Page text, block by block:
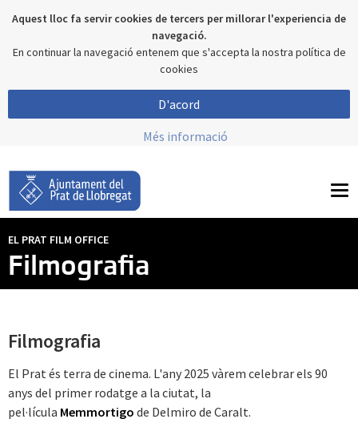
Aquest lloc fa servir cookies de tercers per millorar l'experiencia de
navegació.
En continuar la navegació entenem que s'accepta la nostra política de
cookies
D'acord
Més informació
EL PRAT FILM OFFICE
Filmografia
Filmografia
El Prat és terra de cinema. L'any 2025 vàrem celebrar els 90
anys del primer rodatge a la ciutat, la
pel·lícula Memmortigo de Delmiro de Caralt.